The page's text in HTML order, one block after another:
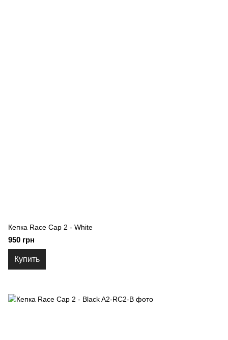
Кепка Race Cap 2 - White
950 грн
Купить